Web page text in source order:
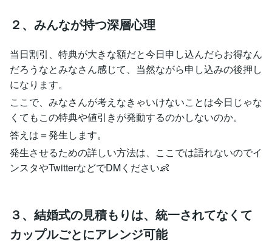
２、みんなが持つ深層心理
当日割引、特典が大きな額だと今日申し込んだらお得なん
だろうなとみなさん感じて、当然ながら申し込みの後押し
になります。
ここで、みなさんが考えなきゃいけないことは今日じゃな
くてもこの特典や値引きが発動するのかしないのか。
答えは＝発生します。
発生させるための詳しい方法は、ここでは語れないのでイ
ンスタやTwitterなどでDMください👶
３、結婚式の見積もりは、統一されてなくて
カップルごとにアレンジ可能